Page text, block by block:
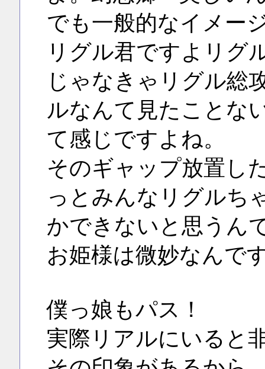
でも一般的なイメー
リグル君ですよリグ
じゃなきゃリグル総
ルなんて見たことな
て感じですよね。
そのギャップ放置し
っとみんなリグルち
かできないと思うん
お姫様は微妙なんで
僕っ娘もパス！
実際リアルにいると